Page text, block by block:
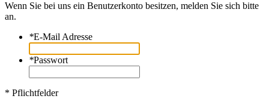
Wenn Sie bei uns ein Benutzerkonto besitzen, melden Sie sich bitte
an.
*E-Mail Adresse
*Passwort
* Pflichtfelder